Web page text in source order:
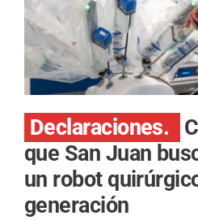
Declaraciones.
que San Juan
un robot
generación